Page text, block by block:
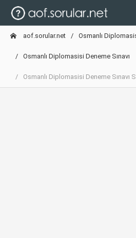
aof.sorular.net Osmanlı
Osmanlı Diplomasisi Deneme Sınavı
Osmanlı Diplomasisi Deneme Sınavı